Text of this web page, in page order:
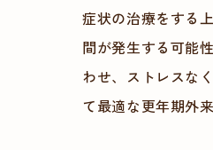
症状の治療をする
間が発生する可能
わせ、ストレスな
て最適な更年期外